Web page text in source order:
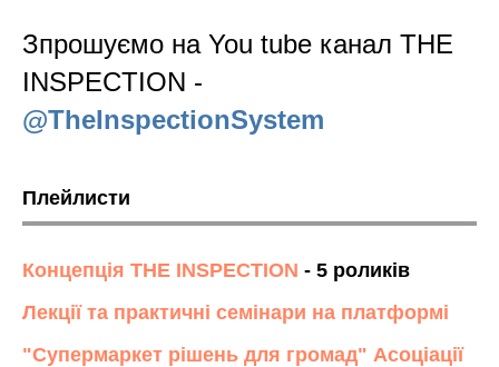
Зпрошуємо на You tube канал THE
INSPECTION -
@TheInspectionSystem
Плейлисти
Концепція THE INSPECTION - 5 роликів
Лекції та практичні семінари на платформі
"Супермаркет рішень для громад" Асоціації